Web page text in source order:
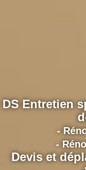
DS Entretien
-
-
Devis et